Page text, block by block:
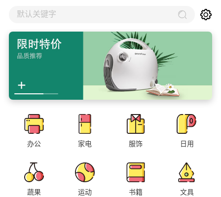
默认关键字
办公 家电 服饰 日用
蔬果 运动 书籍 文具